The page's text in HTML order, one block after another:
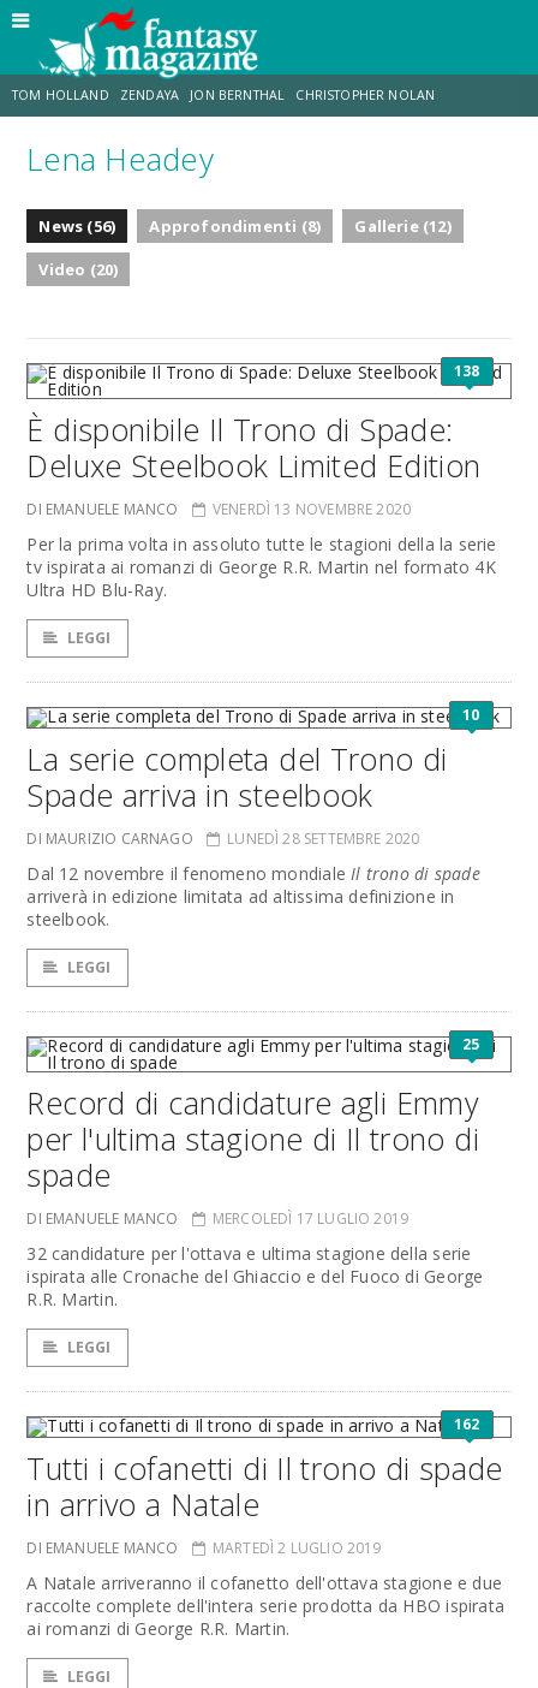
TOM HOLLAND ZENDAYA JON BERNTHAL CHRISTOPHER NOLAN
STRANIMONDI LUCCA COMICS & GAMES
JACOB BATALON ERIK SOMMERS
Lena Headey
News (56) Approfondimenti (8)
Gallerie (12)
Video (20)
138
È disponibile Il Trono di Spade:
Deluxe Steelbook Limited Edition
DI EMANUELE MANCO VENERDÌ 13 NOVEMBRE 2020
Per la prima volta in assoluto tutte le stagioni della la serie
tv ispirata ai romanzi di George R.R. Martin nel formato 4K
Ultra HD Blu-Ray.
LEGGI
10
La serie completa del Trono di
Spade arriva in steelbook
DI MAURIZIO CARNAGO LUNEDÌ 28 SETTEMBRE 2020
Dal 12 novembre il fenomeno mondialeIl trono di spade
arriverà in edizione limitata ad altissima definizione in
steelbook.
LEGGI
25
Record di candidature agli Emmy
per l'ultima stagione di Il trono di
spade
DI EMANUELE MANCO MERCOLEDÌ 17 LUGLIO 2019
32 candidature per l'ottava e ultima stagione della serie
ispirata alle Cronache del Ghiaccio e del Fuoco di George
R.R. Martin.
LEGGI
162
Tutti i cofanetti di Il trono di spade
in arrivo a Natale
DI EMANUELE MANCO MARTEDÌ 2 LUGLIO 2019
A Natale arriveranno il cofanetto dell'ottava stagione e due
raccolte complete dell'intera serie prodotta da HBO ispirata
ai romanzi di George R.R. Martin.
LEGGI